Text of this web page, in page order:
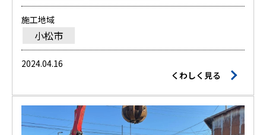
施工地域
小松市
2024.04.16
くわしく見る